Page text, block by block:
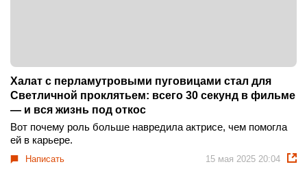
Халат с перламутровыми пуговицами стал для
Светличной проклятьем: всего 30 секунд в фильме
— и вся жизнь под откос
Вот почему роль больше навредила актрисе, чем помогла
ей в карьере.
Написать 15 мая 2025 20:04